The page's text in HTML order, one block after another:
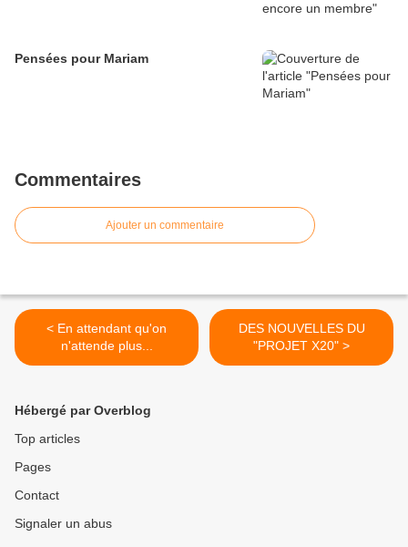
Pensées pour Mariam
Commentaires
Ajouter un commentaire
< En attendant qu'on
n'attende plus...
DES NOUVELLES DU
"PROJET X20" >
Hébergé par Overblog
Top articles
Pages
Contact
Signaler un abus